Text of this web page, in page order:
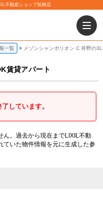
不動産ショップ前橋店
一覧 メゾンシャンポリオン C 井野の
賃貸アパート
しています。
。過去から現在までLIXIL不動
ていた物件情報を元に生成した参